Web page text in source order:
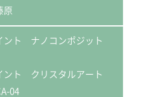
原
ント ナノコンポジット
ント クリスタルアート
04